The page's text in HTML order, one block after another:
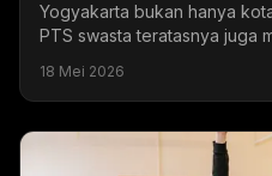
Yogyakarta bukan hanya
PTS swasta teratasnya juga
tujuan...
18 Mei 2026